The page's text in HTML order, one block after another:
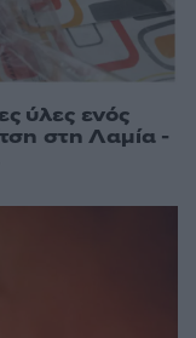
ύλες ενός
στη Λαμία -